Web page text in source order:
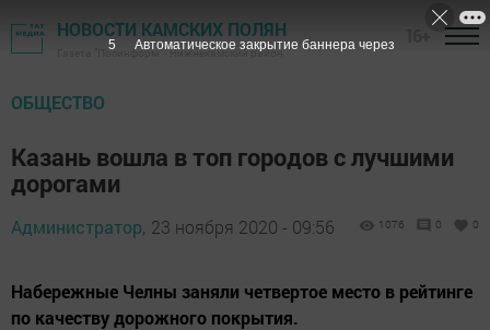
НОВОСТИ КАМСКИХ ПОЛЯН
Газета "Посинформ" - Нижнекамский район
ОБЩЕСТВО
Казань вошла в топ городов с лучшими
дорогами
Администратор, 23 ноября 2020 - 09:56 1076 0 0
Набережные Челны заняли четвертое место в рейтинге
по качеству дорожного покрытия.
4 Автоматическое закрытие баннера через